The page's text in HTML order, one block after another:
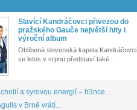
Slavící Kandráčovci přivezou do
pražského Gauče největší hity i
výroční album
Oblíbená slovenská kapela Kandráčovci
se letos v srpnu představí také...
a syrovou energií – h3nce...
v Brně vrátí...